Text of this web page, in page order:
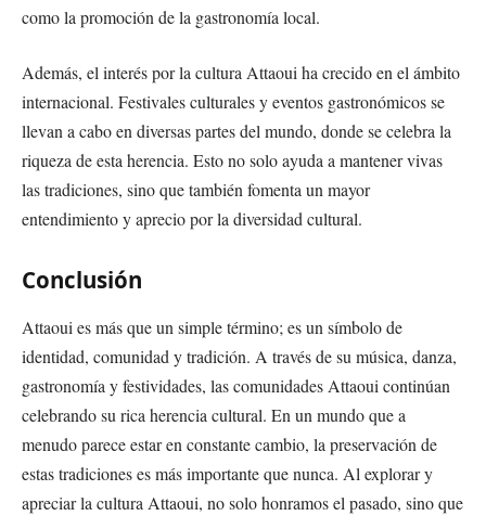
como la promoción de la gastronomía local.
Además, el interés por la cultura Attaoui ha crecido en el ámbito
internacional. Festivales culturales y eventos gastronómicos se
llevan a cabo en diversas partes del mundo, donde se celebra la
riqueza de esta herencia. Esto no solo ayuda a mantener vivas
las tradiciones, sino que también fomenta un mayor
entendimiento y aprecio por la diversidad cultural.
Conclusión
Attaoui es más que un simple término; es un símbolo de
identidad, comunidad y tradición. A través de su música, danza,
gastronomía y festividades, las comunidades Attaoui continúan
celebrando su rica herencia cultural. En un mundo que a
menudo parece estar en constante cambio, la preservación de
estas tradiciones es más importante que nunca. Al explorar y
apreciar la cultura Attaoui, no solo honramos el pasado, sino que